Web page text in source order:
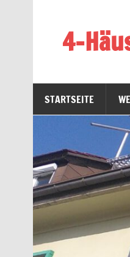
4-
STARTSEITE